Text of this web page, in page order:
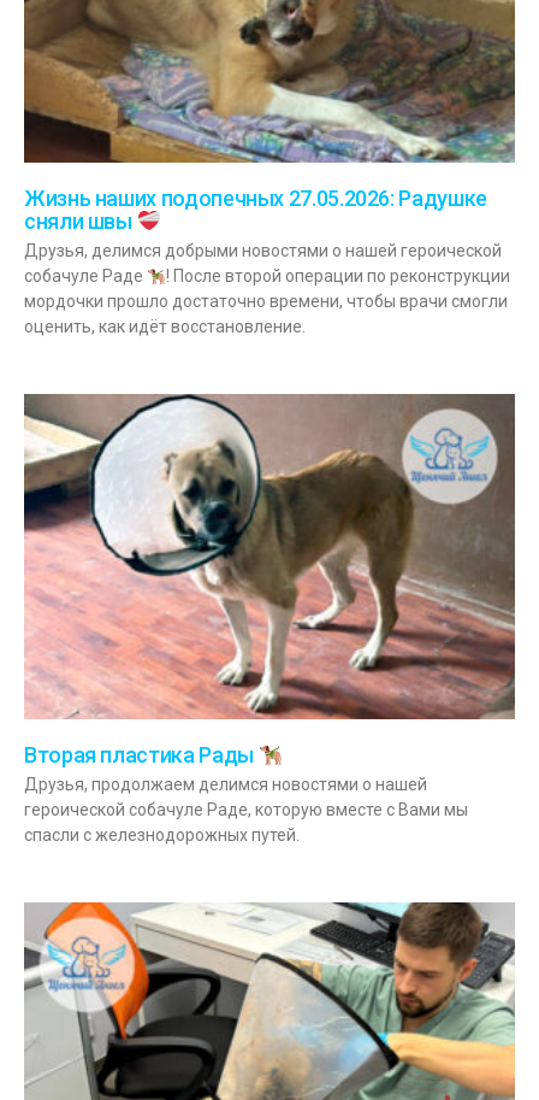
Жизнь наших подопечных 27.05.2026: Радушке
сняли швы
Друзья, делимся добрыми новостями о нашей героической
собачуле Раде
! После второй операции по реконструкции
мордочки прошло достаточно времени, чтобы врачи смогли
оценить, как идёт восстановление.
Вторая пластика Рады
Друзья, продолжаем делимся новостями о нашей
героической собачуле Раде, которую вместе с Вами мы
спасли с железнодорожных путей.